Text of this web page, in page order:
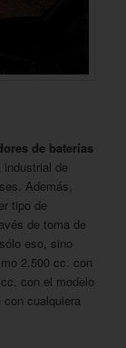
de baterías
de
Además,
tipo de
de toma de
eso, sino
2.500 cc. con
con el modelo
cualquiera